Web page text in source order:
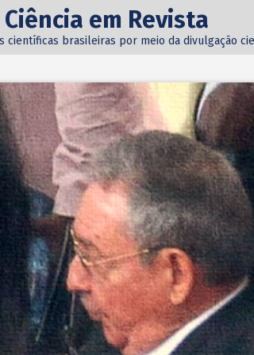
Ciência em Revista
científicas brasileiras por meio da divulgação